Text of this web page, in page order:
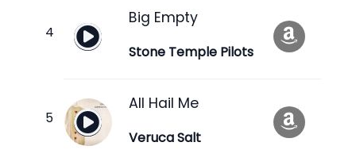
Big Empty
Stone Temple Pilots
All Hail Me
Veruca Salt